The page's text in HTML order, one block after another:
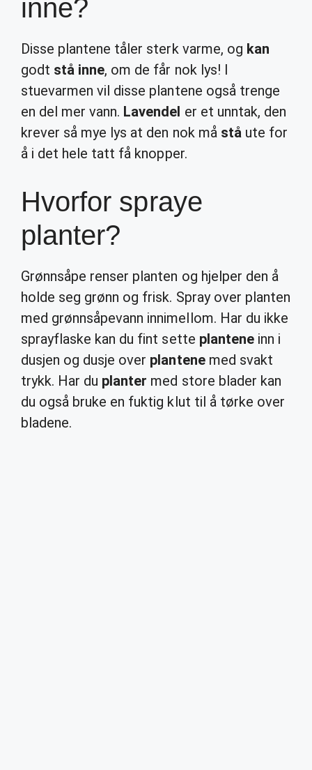
inne?
Disse plantene tåler sterk varme, og kan
godt stå inne, om de får nok lys! I
stuevarmen vil disse plantene også trenge
en del mer vann. Lavendel er et unntak, den
krever så mye lys at den nok må ståute for
å i det hele tatt få knopper.
Hvorfor spraye
planter?
Grønnsåpe renser planten og hjelper den å
holde seg grønn og frisk. Spray over planten
med grønnsåpevann innimellom. Har du ikke
sprayflaske kan du fint sette planteneinn i
dusjen og dusje over plantenemed svakt
trykk. Har du planter med store blader kan
du også bruke en fuktig klut til å tørke over
bladene.